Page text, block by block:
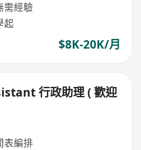
需經驗
起
$8K-20K/月
行政助理 ( 歡迎
表編排